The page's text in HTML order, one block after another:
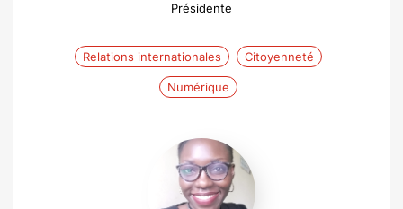
Présidente
Relations internationales Citoyenneté
Numérique
Victorine
Ghislaine
Nzino
Munongo